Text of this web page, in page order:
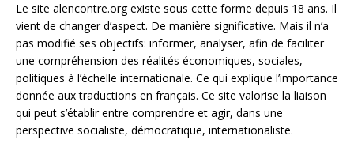
Le site alencontre.org existe sous cette forme depuis 18 ans. Il
vient de changer d’aspect. De manière significative. Mais il n’a
pas modifié ses objectifs: informer, analyser, afin de faciliter
une compréhension des réalités économiques, sociales,
politiques à l’échelle internationale. Ce qui explique l’importance
donnée aux traductions en français. Ce site valorise la liaison
qui peut s’établir entre comprendre et agir, dans une
perspective socialiste, démocratique, internationaliste.